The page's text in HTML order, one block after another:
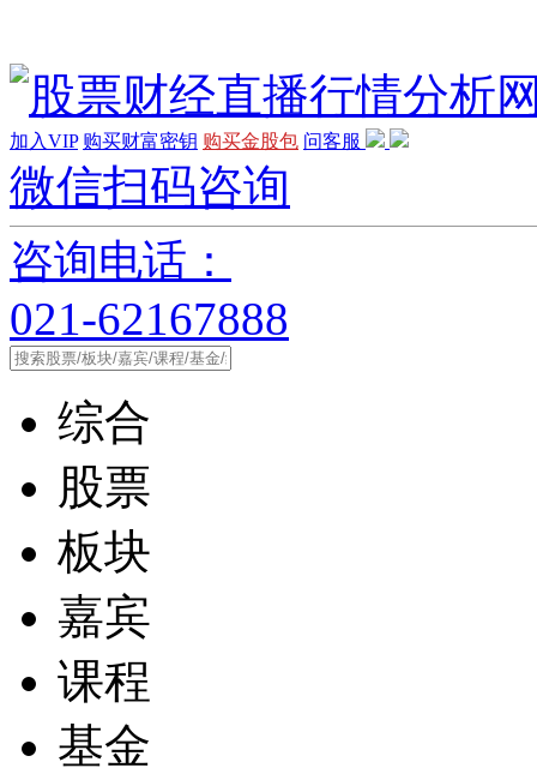
加入VIP 购买财富密钥 购买金股包 问客服
微信扫码咨询
咨询电话：
021-62167888
综合
股票
板块
嘉宾
课程
基金